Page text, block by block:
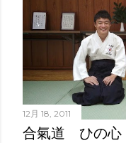
12月 18, 2011
合氣道 ひの